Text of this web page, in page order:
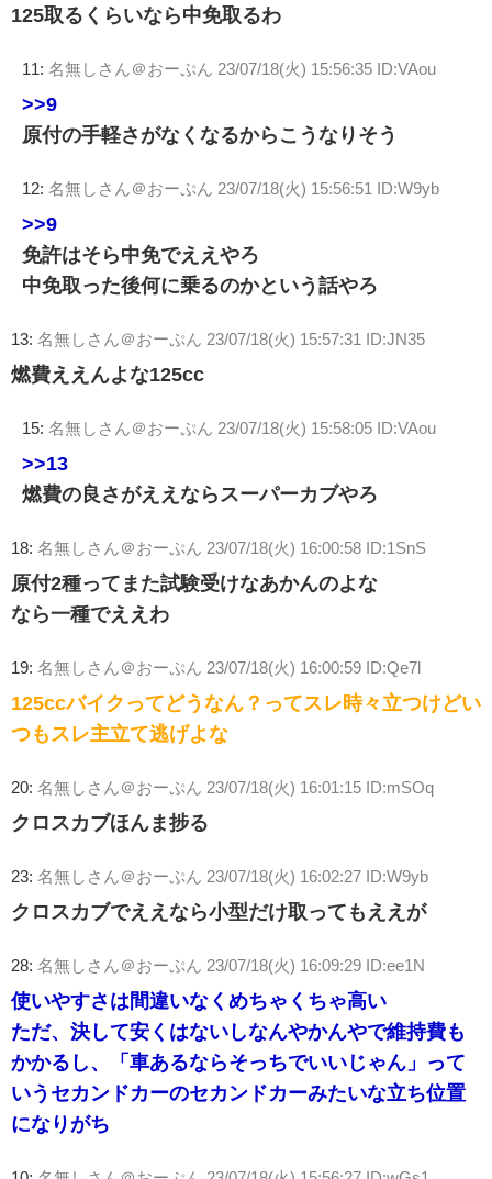
125取るくらいなら中免取るわ
11: 名無しさん＠おーぷん 23/07/18(火) 15:56:35 ID:VAou
>>9
原付の手軽さがなくなるからこうなりそう
12: 名無しさん＠おーぷん 23/07/18(火) 15:56:51 ID:W9yb
>>9
免許はそら中免でええやろ
中免取った後何に乗るのかという話やろ
13: 名無しさん＠おーぷん 23/07/18(火) 15:57:31 ID:JN35
燃費ええんよな125cc
15: 名無しさん＠おーぷん 23/07/18(火) 15:58:05 ID:VAou
>>13
燃費の良さがええならスーパーカブやろ
18: 名無しさん＠おーぷん 23/07/18(火) 16:00:58 ID:1SnS
原付2種ってまた試験受けなあかんのよな
なら一種でええわ
19: 名無しさん＠おーぷん 23/07/18(火) 16:00:59 ID:Qe7l
125ccバイクってどうなん？ってスレ時々立つけどい
つもスレ主立て逃げよな
20: 名無しさん＠おーぷん 23/07/18(火) 16:01:15 ID:mSOq
クロスカブほんま捗る
23: 名無しさん＠おーぷん 23/07/18(火) 16:02:27 ID:W9yb
クロスカブでええなら小型だけ取ってもええが
28: 名無しさん＠おーぷん 23/07/18(火) 16:09:29 ID:ee1N
使いやすさは間違いなくめちゃくちゃ高い
ただ、決して安くはないしなんやかんやで維持費も
かかるし、「車あるならそっちでいいじゃん」って
いうセカンドカーのセカンドカーみたいな立ち位置
になりがち